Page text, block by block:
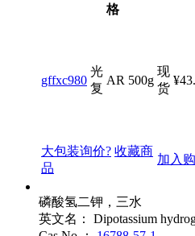
格
gffxc980
光
复
AR 500g
现
货
大包装询价? 收藏商
品
加入
磷酸氢二钾，三水
英文名：
Dipotassium